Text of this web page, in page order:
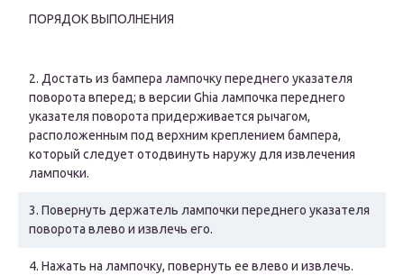
ПОРЯДОК ВЫПОЛНЕНИЯ
2. Достать из бампера лампочку переднего указателя
поворота вперед; в версии Ghia лампочка переднего
указателя поворота придерживается рычагом,
расположенным под верхним креплением бампера,
который следует отодвинуть наружу для извлечения
лампочки.
3. Повернуть держатель лампочки переднего указателя
поворота влево и извлечь его.
4. Нажать на лампочку, повернуть ее влево и извлечь.